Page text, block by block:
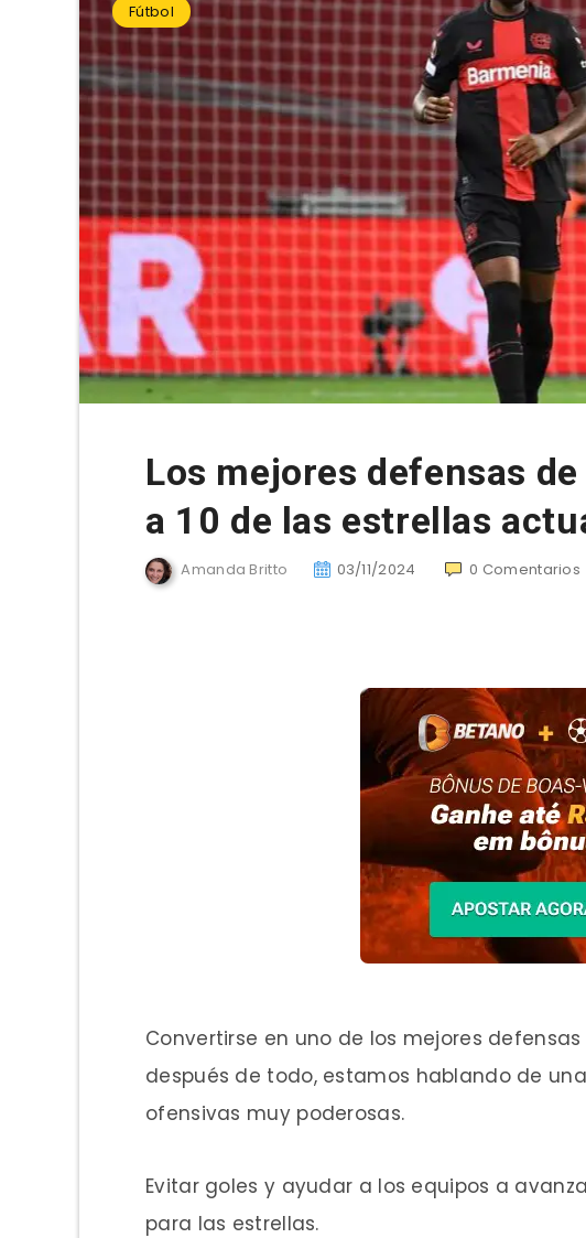
Fútbol
Los mejores defensas
a 10 de las estrellas
Amanda Britto 03/11/2024 0 Comentarios
Convertirse en uno de los mejores
después de todo, estamos hablando de
ofensivas muy poderosas.
Evitar goles y ayudar a los equipos a
para las estrellas.